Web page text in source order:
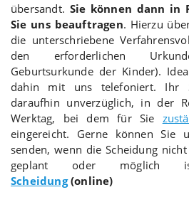
übersandt. Sie können dann in
Sie uns beauftragen. Hierzu
die unterschriebene
den erforderlichen
Geburtsurkunde der Kinder).
dahin mit uns telefoniert. Ihr
daraufhin unverzüglich, in der
Werktag, bei dem für Sie
eingereicht. Gerne können Sie
senden, wenn die Scheidung
geplant oder
Scheidung(online)